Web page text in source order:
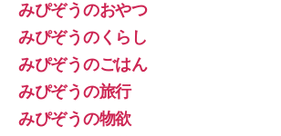
みぴぞうのおやつ
みぴぞうのくらし
みぴぞうのごはん
みぴぞうの旅行
みぴぞうの物欲